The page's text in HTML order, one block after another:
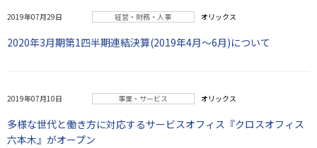
2019年07月29日 経営・財務・人事 オリックス
2020年3月期第1四半期連結決算(2019年4月～6月)について
2019年07月10日 事業・サービス オリックス
多様な世代と働き方に対応するサービスオフィス『クロスオフィス
六本木』がオープン